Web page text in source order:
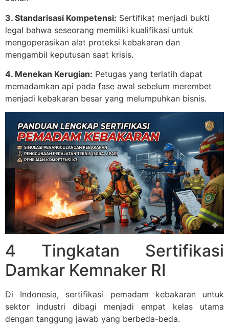
3. Standarisasi Kompetensi: Sertifikat menjadi bukti
legal bahwa seseorang memiliki kualifikasi untuk
mengoperasikan alat proteksi kebakaran dan
mengambil keputusan saat krisis.
4. Menekan Kerugian: Petugas yang terlatih dapat
memadamkan api pada fase awal sebelum merembet
menjadi kebakaran besar yang melumpuhkan bisnis.
4 Tingkatan Sertifikasi
Damkar Kemnaker RI
Di Indonesia, sertifikasi pemadam kebakaran untuk
sektor industri dibagi menjadi empat kelas utama
dengan tanggung jawab yang berbeda-beda.